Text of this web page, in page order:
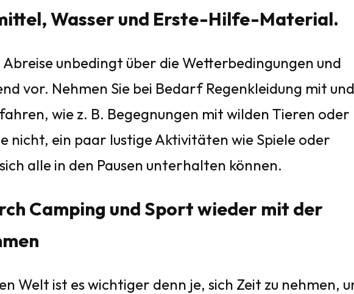
Wasser und Erste-Hilfe-Material.
unbedingt über die Wetterbedingungen und
vor. Nehmen Sie bei Bedarf Regenkleidung mit und
wie z. B. Begegnungen mit wilden Tieren oder
nicht, ein paar lustige Aktivitäten wie Spiele oder
alle in den Pausen unterhalten können.
Camping und Sport wieder mit der
Welt ist es wichtiger denn je, sich Zeit zu nehmen,